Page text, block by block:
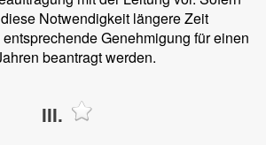
Notwendigkeit längere Zeit
Genehmigung für einen
beantragt werden.
III.